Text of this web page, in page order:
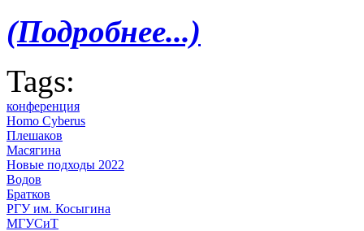
(Подробнее...)
Tags:
конференция
Homo Cyberus
Плешаков
Масягина
Новые подходы 2022
Водов
Братков
РГУ им. Косыгина
МГУСиТ